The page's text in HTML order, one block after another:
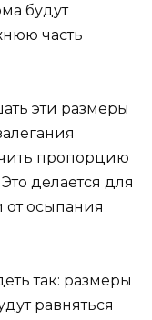
будут
часть
эти размеры
пропорцию
делается для
от осыпания
так: размеры
равняться